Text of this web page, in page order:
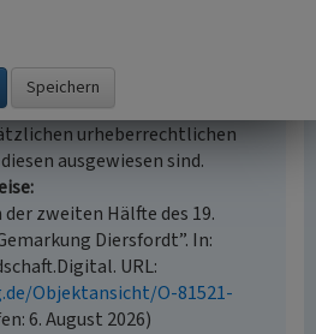
ist urheberrechtlich
Medien unterliegen
urheberrechtlichen
ausgewiesen sind.
zweiten Hälfte des 19.
Diersfordt”. In:
URL:
Objektansicht/O-81521-
6. August 2026)